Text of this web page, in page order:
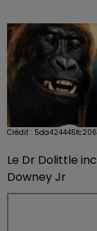
Crédit :
Le Dr Dolittle
Downey Jr